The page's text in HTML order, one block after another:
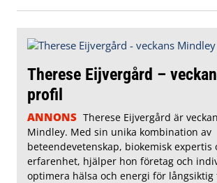
Therese Eijvergård –
profil
ANNONS Therese Eijvergård är
Mindley. Med sin unika kombination av
beteendevetenskap, biokemisk expertis
erfarenhet, hjälper hon företag och
optimera hälsa och energi för långsiktig